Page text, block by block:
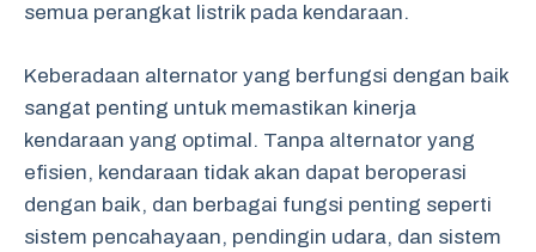
semua perangkat listrik pada kendaraan.
Keberadaan alternator yang berfungsi dengan baik
sangat penting untuk memastikan kinerja
kendaraan yang optimal. Tanpa alternator yang
efisien, kendaraan tidak akan dapat beroperasi
dengan baik, dan berbagai fungsi penting seperti
sistem pencahayaan, pendingin udara, dan sistem